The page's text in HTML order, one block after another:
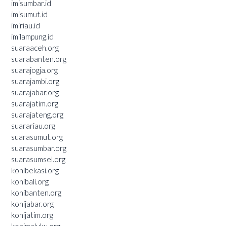
imisumbar.id
imisumut.id
imiriau.id
imilampung.id
suaraaceh.org
suarabanten.org
suarajogja.org
suarajambi.org
suarajabar.org
suarajatim.org
suarajateng.org
suarariau.org
suarasumut.org
suarasumbar.org
suarasumsel.org
konibekasi.org
konibali.org
konibanten.org
konijabar.org
konijatim.org